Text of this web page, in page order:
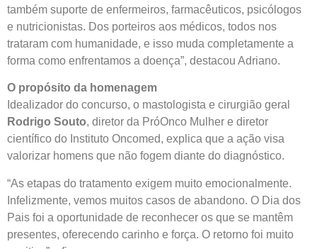
também suporte de enfermeiros, farmacêuticos, psicólogos
e nutricionistas. Dos porteiros aos médicos, todos nos
trataram com humanidade, e isso muda completamente a
forma como enfrentamos a doença”, destacou Adriano.
O propósito da homenagem
Idealizador do concurso, o mastologista e cirurgião geral
Rodrigo Souto, diretor da PróOnco Mulher e diretor
científico do Instituto Oncomed, explica que a ação visa
valorizar homens que não fogem diante do diagnóstico.
“As etapas do tratamento exigem muito emocionalmente.
Infelizmente, vemos muitos casos de abandono. O Dia dos
Pais foi a oportunidade de reconhecer os que se mantêm
presentes, oferecendo carinho e força. O retorno foi muito